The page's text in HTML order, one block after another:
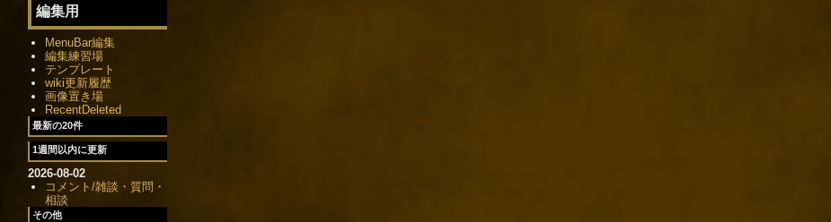
編集用
MenuBar編集
編集練習場
テンプレート
wiki更新履歴
画像置き場
RecentDeleted
最新の20件
1週間以内に更新
2026-08-02
コメント/雑談・質問・
相談
その他